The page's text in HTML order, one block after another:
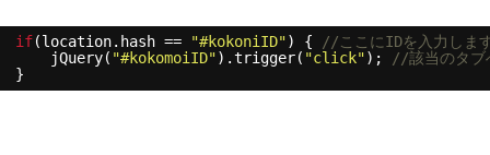
if(location.hash == "#kokoniID") {
//ここにIDを入力しま
jQuery( "#kokomoiID").trigger( "click");
//該当のタブ
}